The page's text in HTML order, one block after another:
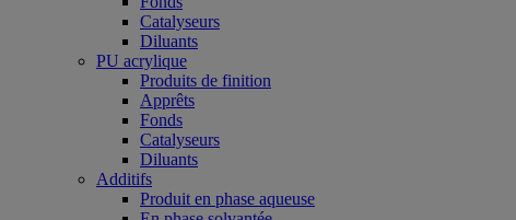
Catalyseurs
Diluants
PU acrylique
Produits de finition
Apprêts
Fonds
Catalyseurs
Diluants
Additifs
Produit en phase aqueuse